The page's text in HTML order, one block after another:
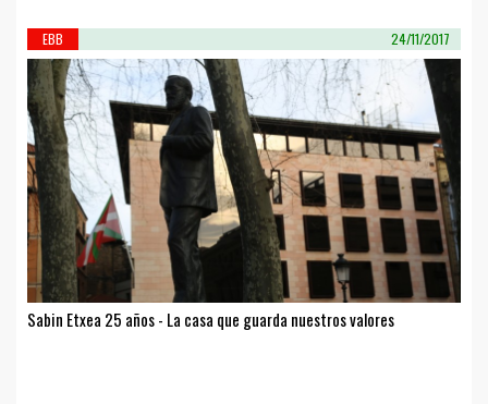
EBB 24/11/2017
Sabin Etxea 25 años - La casa que guarda nuestros valores